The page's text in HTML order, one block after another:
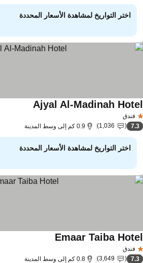
اختر التواريخ لمشاهدة الأسعار المحددة
فندق
Ajyal Al-Madinah
7.3
1,036 0.9 كم إلى وسط المدينة
اختر التواريخ لمشاهدة الأسعار المحددة
فندق
Emaar Taiba
7.3
3,649 0.8 كم إلى وسط المدينة